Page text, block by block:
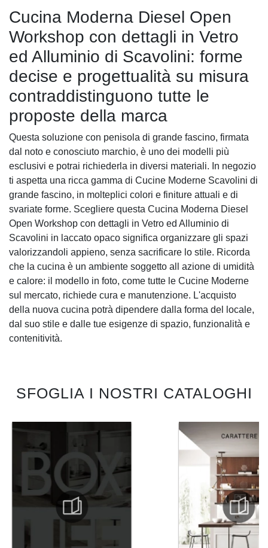
Cucina Moderna Diesel Open
Workshop con dettagli in Vetro
ed Alluminio di Scavolini: forme
decise e progettualità su misura
contraddistinguono tutte le
proposte della marca
Questa soluzione con penisola di grande fascino, firmata
dal noto e conosciuto marchio, è uno dei modelli più
esclusivi e potrai richiederla in diversi materiali. In negozio
ti aspetta una ricca gamma di Cucine Moderne Scavolini di
grande fascino, in molteplici colori e finiture attuali e di
svariate forme. Scegliere questa Cucina Moderna Diesel
Open Workshop con dettagli in Vetro ed Alluminio di
Scavolini in laccato opaco significa organizzare gli spazi
valorizzandoli appieno, senza sacrificare lo stile. Ricorda
che la cucina è un ambiente soggetto all azione di umidità
e calore: il modello in foto, come tutte le Cucine Moderne
sul mercato, richiede cura e manutenzione. L'acquisto
della nuova cucina potrà dipendere dalla forma del locale,
dal suo stile e dalle tue esigenze di spazio, funzionalità e
contenitività.
SFOGLIA I NOSTRI CATALOGHI